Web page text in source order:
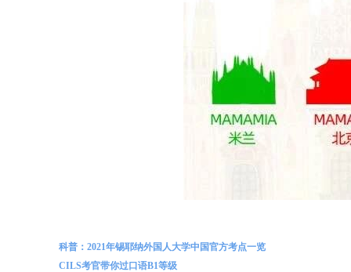
科普：2021年锡耶纳外国人大学中国官方考点一览
CILS考官带你过口语B1等级